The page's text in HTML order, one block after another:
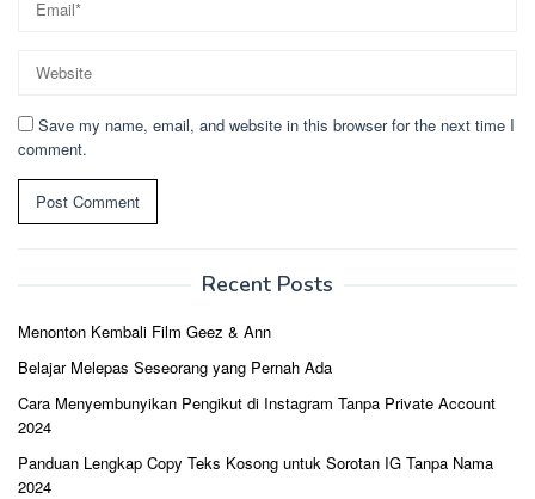
Save my name, email, and website in this browser for the next time I
comment.
Recent Posts
Menonton Kembali Film Geez & Ann
Belajar Melepas Seseorang yang Pernah Ada
Cara Menyembunyikan Pengikut di Instagram Tanpa Private Account
2024
Panduan Lengkap Copy Teks Kosong untuk Sorotan IG Tanpa Nama
2024